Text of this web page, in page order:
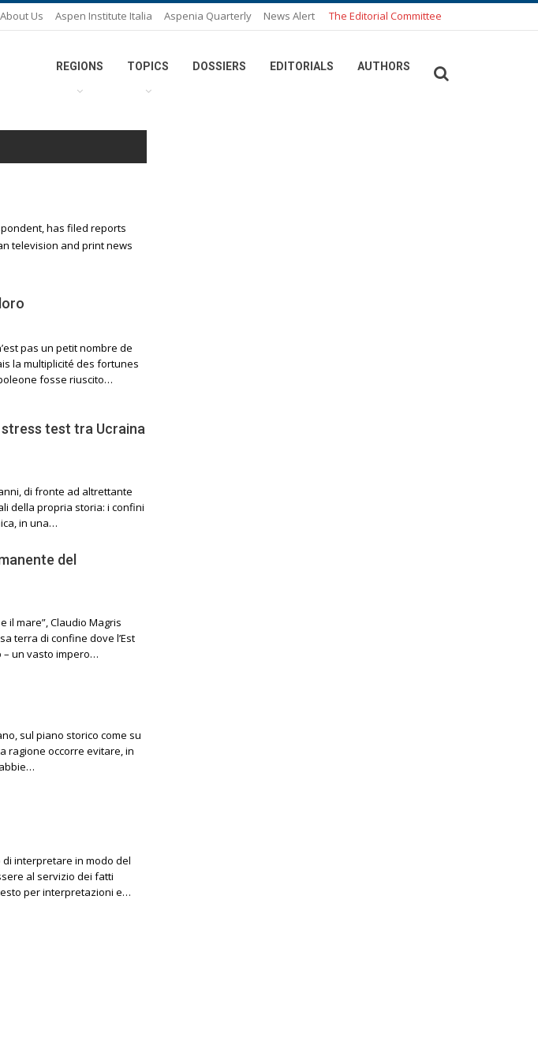
About Us Aspen Institute Italia Aspenia Quarterly News Alert The Editorial Committee
REGIONS TOPICS DOSSIERS EDITORIALS AUTHORS
has filed reports
television and print news
pas un petit nombre de
la multiplicité des fortunes
fosse riuscito…
test tra Ucraina
di fronte ad altrettante
della propria storia: i confini
in una…
del
il mare”, Claudio Magris
terra di confine dove l’Est
– un vasto impero…
sul piano storico come su
ragione occorre evitare, in
interpretare in modo del
al servizio dei fatti
per interpretazioni e…